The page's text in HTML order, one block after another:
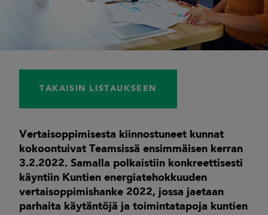
TAKAISIN LISTAUKSEEN
Vertaisoppimisesta kiinnostuneet kunnat
kokoontuivat Teamsissä ensimmäisen kerran
3.2.2022. Samalla polkaistiin konkreettisesti
käyntiin Kuntien energiatehokkuuden
vertaisoppimishanke 2022, jossa jaetaan
parhaita käytäntöjä ja toimintatapoja kuntien